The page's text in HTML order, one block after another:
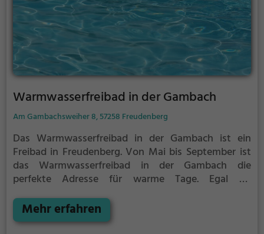
Warmwasserfreibad in der Gambach
Am Gambachsweiher 8, 57258 Freudenberg
Das Warmwasserfreibad in der Gambach ist ein
Freibad in Freudenberg. Von Mai bis September ist
das Warmwasserfreibad in der Gambach die
perfekte Adresse für warme Tage. Egal ob
einfach mit Freunden - im Warmwasserfreibad in der
Gambach kommt jeder auf seine Kosten. Bei gutem
Mehr erfahren